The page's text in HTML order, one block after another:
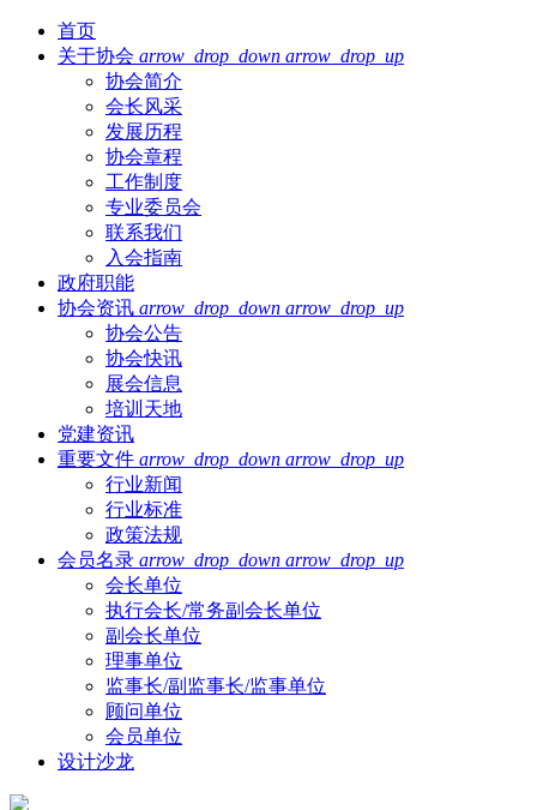
首页
关于协会 arrow_drop_down arrow_drop_up
协会简介
会长风采
发展历程
协会章程
工作制度
专业委员会
联系我们
入会指南
政府职能
协会资讯 arrow_drop_down arrow_drop_up
协会公告
协会快讯
展会信息
培训天地
党建资讯
重要文件 arrow_drop_down arrow_drop_up
行业新闻
行业标准
政策法规
会员名录 arrow_drop_down arrow_drop_up
会长单位
执行会长/常务副会长单位
副会长单位
理事单位
监事长/副监事长/监事单位
顾问单位
会员单位
设计沙龙